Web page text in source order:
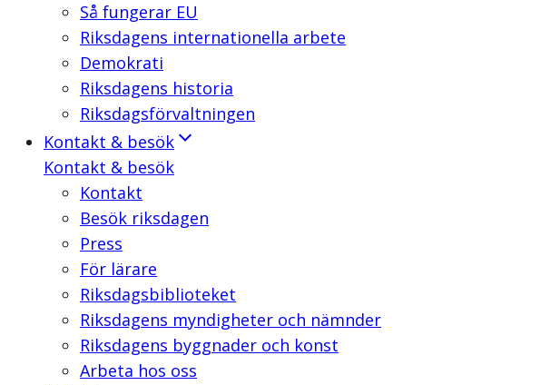
Så fungerar EU
Riksdagens internationella arbete
Demokrati
Riksdagens historia
Riksdagsförvaltningen
Kontakt & besök
Kontakt & besök
Kontakt
Besök riksdagen
Press
För lärare
Riksdagsbiblioteket
Riksdagens myndigheter och nämnder
Riksdagens byggnader och konst
Arbeta hos oss